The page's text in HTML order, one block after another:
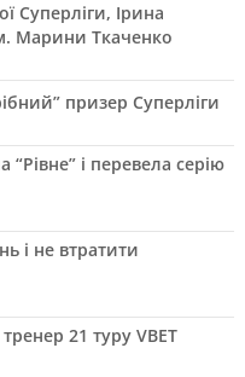
Суперліги, Ірина
Марини Ткаченко
призер Суперліги
“Рівне” і перевела серію
і не втратити
21 туру VBET